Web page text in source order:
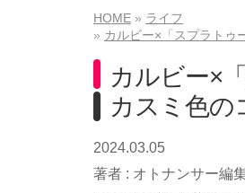
HOME
ライフ
カルビー×「スプラトゥ
カルビー×
カスミ色の
2024.03.05
著者 : オトナンサー編